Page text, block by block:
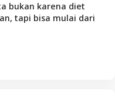
bukan karena diet
tapi bisa mulai dari